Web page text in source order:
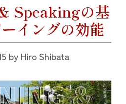
Speakingの基
イングの効能
by Hiro Shibata